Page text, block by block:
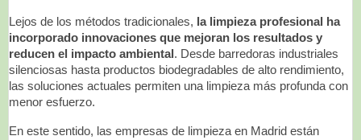
Lejos de los métodos tradicionales, la limpieza profesional ha
incorporado innovaciones que mejoran los resultados y
reducen el impacto ambiental . Desde barredoras industriales
silenciosas hasta productos biodegradables de alto rendimiento,
las soluciones actuales permiten una limpieza más profunda con
menor esfuerzo.
En este sentido, las empresas de limpieza en Madrid están